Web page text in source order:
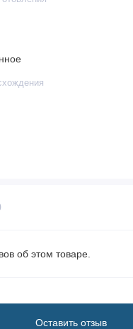
об этом товаре.
Оставить отзыв